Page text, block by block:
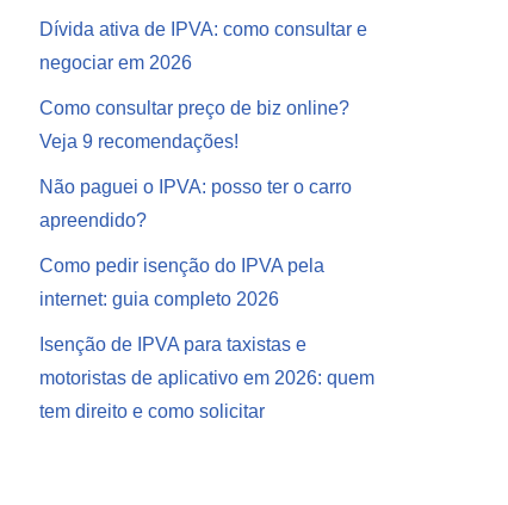
Dívida ativa de IPVA: como consultar e
negociar em 2026
Como consultar preço de biz online?
Veja 9 recomendações!
Não paguei o IPVA: posso ter o carro
apreendido?
Como pedir isenção do IPVA pela
internet: guia completo 2026
Isenção de IPVA para taxistas e
motoristas de aplicativo em 2026: quem
tem direito e como solicitar